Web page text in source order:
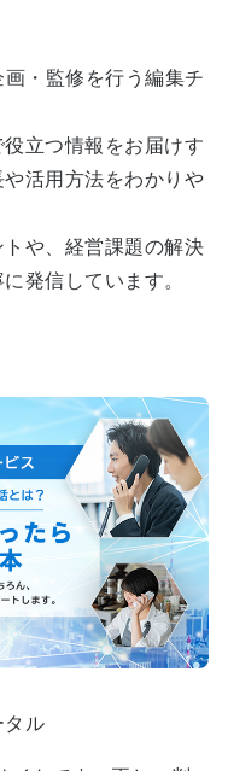
・監修を行う編集チ
立つ情報をお届けす
活用方法をわかりや
や、経営課題の解決
発信しています。
タル